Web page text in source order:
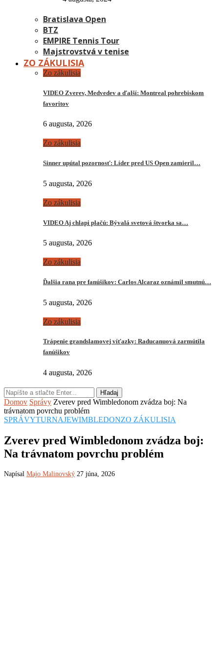
Bratislava Open
BTZ
EMPIRE Tennis Tour
Majstrovstvá v tenise
ZO ZÁKULISIA
Zo zákulisia
VIDEO Zverev, Medvedev a ďalší: Montreal pohrebiskom
favoritov
6 augusta, 2026
Zo zákulisia
Sinner upútal pozornosť: Líder pred US Open zamieril…
5 augusta, 2026
Zo zákulisia
VIDEO Aj chlapi plačú: Bývalá svetová štvorka sa…
5 augusta, 2026
Zo zákulisia
Ďalšia rana pre fanúšikov: Carlos Alcaraz oznámil smutnú…
5 augusta, 2026
Zo zákulisia
Trápenie grandslamovej víťazky: Raducanuová zarmútila
fanúšikov
4 augusta, 2026
Hľadaj
Domov Správy Zverev pred Wimbledonom zvádza boj: Na
trávnatom povrchu problém
SPRÁVYTURNAJEWIMBLEDONZO ZÁKULISIA
Zverev pred Wimbledonom zvádza boj:
Na trávnatom povrchu problém
Napísal Majo Malinovský 27 júna, 2026